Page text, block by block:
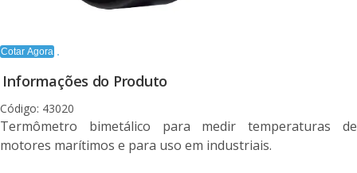
Cotar Agora
Informações do Produto
Código: 43020
Termômetro bimetálico para medir temperaturas de
motores marítimos e para uso em industriais.